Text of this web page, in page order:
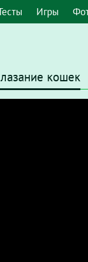
Игры
кошек